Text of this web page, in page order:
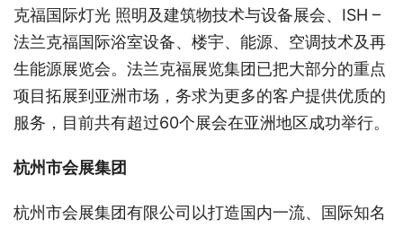
克福国际灯光 照明及建筑物技术与设备展会、ISH –
法兰克福国际浴室设备、楼宇、能源、空调技术及再
生能源展览会。法兰克福展览集团已把大部分的重点
项目拓展到亚洲市场，务求为更多的客户提供优质的
服务，目前共有超过60个展会在亚洲地区成功举行。
杭州市会展集团
杭州市会展集团有限公司以打造国内一流、国际知名